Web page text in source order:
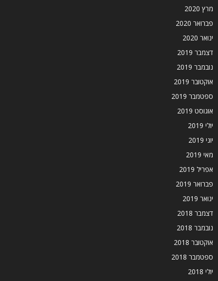
מרץ 2020
פברואר 2020
ינואר 2020
דצמבר 2019
נובמבר 2019
אוקטובר 2019
ספטמבר 2019
אוגוסט 2019
יולי 2019
יוני 2019
מאי 2019
אפריל 2019
פברואר 2019
ינואר 2019
דצמבר 2018
נובמבר 2018
אוקטובר 2018
ספטמבר 2018
יולי 2018